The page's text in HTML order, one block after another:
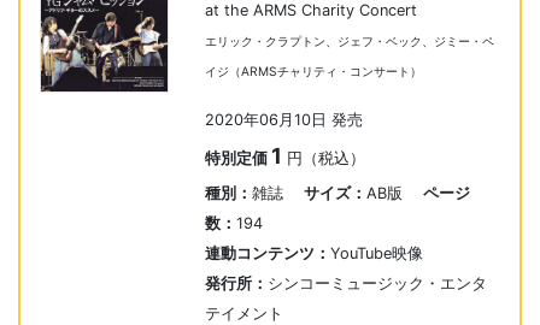
at the ARMS Charity Concert
エリック・クラプトン、ジェフ・ベック、ジミー・ペ
イジ（ARMSチャリティ・コンサート）
2020年06月10日 発売
特別定価 1 円（税込）
種別：雑誌サイズ：AB版ページ
数：194
連動コンテンツ：YouTube映像
発行所： シンコーミュージック・エンタ
テイメント